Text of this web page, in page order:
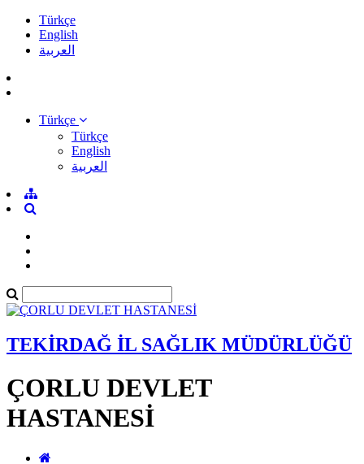
Türkçe
English
العربية
Türkçe
Türkçe
English
العربية
TEKİRDAĞ İL SAĞLIK MÜDÜRLÜĞÜ
ÇORLU DEVLET
HASTANESİ